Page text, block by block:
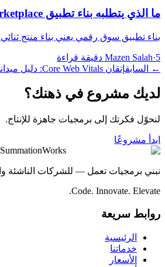
ما الذي يتطلبه بناء تطبيق Marketplace
بناء تطبيق سوق رقمي يعني بناء منتج
Mazen Salah·5 دقيقة قراءة
←
السابقإتقان Core Web Vitals: دليل ميداني لمواقع أسرع وأعلى ترتيبًا
لديك مشروع في ذهنك؟
لنحوّل فكرتك إلى برمجيات جاهزة للإنتاج.
ابدأ مشروعًا
SummationWorks
نبني برمجيات تعمل — للشركات الناشئة
Code. Innovate. Elevate.
روابط سريعة
الرئيسية
خدماتنا
الأسعار